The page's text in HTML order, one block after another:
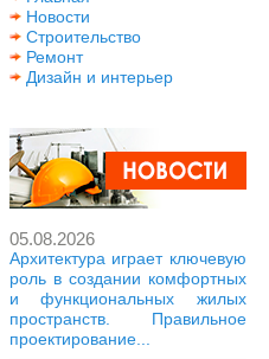
Новости
Строительство
Ремонт
Дизайн и интерьер
05.08.2026
Архитектура играет ключевую
роль в создании комфортных
и функциональных жилых
пространств. Правильное
проектирование...